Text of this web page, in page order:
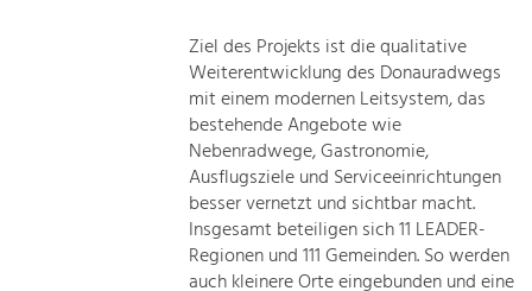
Increase in Regional Value Added.
Ziel des Projekts ist die qualitative
Weiterentwicklung des Donauradwegs
mit einem modernen Leitsystem, das
bestehende Angebote wie
Nebenradwege, Gastronomie,
Ausflugsziele und Serviceeinrichtungen
besser vernetzt und sichtbar macht.
Insgesamt beteiligen sich 11 LEADER-
Regionen und 111 Gemeinden. So werden
auch kleinere Orte eingebunden und eine